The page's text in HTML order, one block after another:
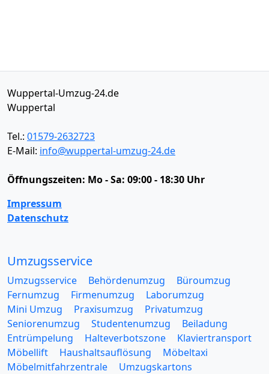
Wuppertal-Umzug-24.de
Wuppertal
Tel.: 01579-2632723
E-Mail: info@wuppertal-umzug-24.de
Öffnungszeiten: Mo - Sa: 09:00 - 18:30 Uhr
Impressum
Datenschutz
Umzugsservice
Umzugsservice Behördenumzug
Büroumzug
Fernumzug
Firmenumzug
Laborumzug
Mini Umzug
Praxisumzug
Privatumzug
Seniorenumzug
Studentenumzug
Beiladung
Entrümpelung
Halteverbotszone
Klaviertransport
Möbellift
Haushaltsauflösung
Möbeltaxi
Möbelmitfahrzentrale
Umzugskartons